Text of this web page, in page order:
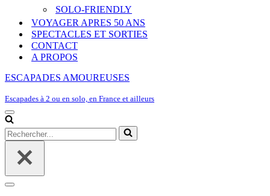
SOLO-FRIENDLY
VOYAGER APRES 50 ANS
SPECTACLES ET SORTIES
CONTACT
A PROPOS
ESCAPADES AMOUREUSES
Escapades à 2 ou en solo, en France et ailleurs
Menu
de
navigation
Rechercher...
Menu